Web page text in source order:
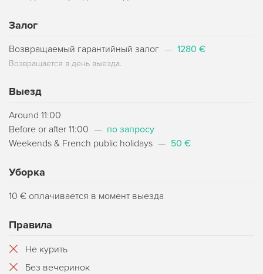
Залог
Возвращаемый гарантийный залог — 1280 €
Возвращается в день выезда.
Выезд
Around 11:00
Before or after 11:00 — по запросу
Weekends & French public holidays — 50 €
Уборка
10 € оплачивается в момент выезда
Правила
Не курить
Без вечеринок